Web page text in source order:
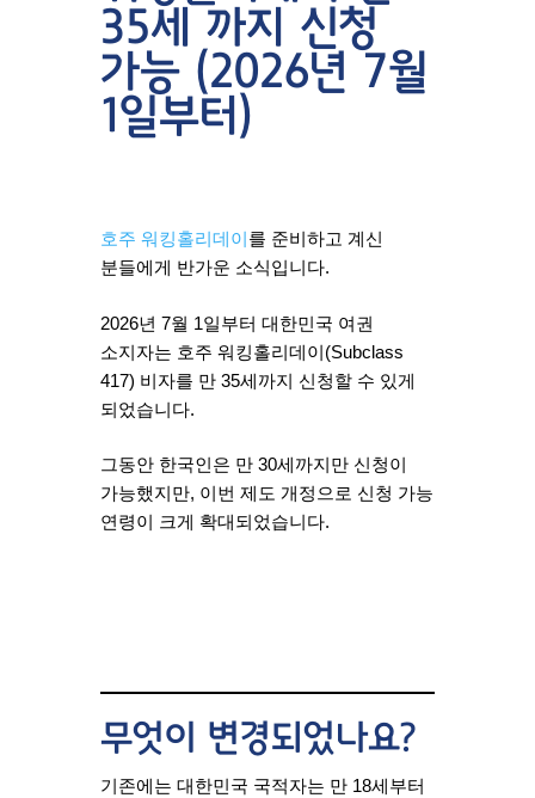
35세 까지 신청
가능 (2026년 7월
1일부터)
호주 워킹홀리데이를 준비하고 계신
분들에게 반가운 소식입니다.
2026년 7월 1일부터 대한민국 여권
소지자는 호주 워킹홀리데이(Subclass
417) 비자를 만 35세까지 신청할 수 있게
되었습니다.
그동안 한국인은 만 30세까지만 신청이
가능했지만, 이번 제도 개정으로 신청 가능
연령이 크게 확대되었습니다.
무엇이 변경되었나요?
기존에는 대한민국 국적자는 만 18세부터